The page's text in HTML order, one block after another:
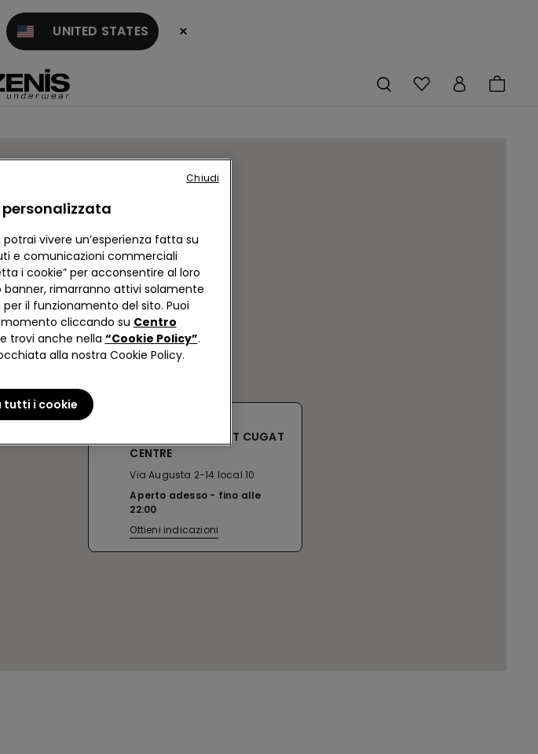
UNITED STATES ×
SANT CUGAT SC ST CUGAT
CENTRE
Via Augusta 2-14 local 10
Aperto adesso
fino alle
22:00
Ottieni indicazioni
personalizzata
vivere un’esperienza fatta su
e comunicazioni commerciali
i cookie” per acconsentire al loro
banner, rimarranno attivi solamente
il funzionamento del sito. Puoi
cliccando su Centro
trovi anche nella “Cookie Policy”.
alla nostra Cookie Policy.
tutti i cookie
Chiudi